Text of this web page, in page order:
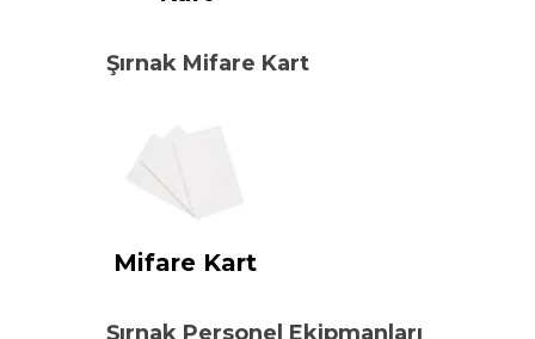
Şırnak Mifare Kart
Mifare Kart
Şırnak Personel Ekipmanları